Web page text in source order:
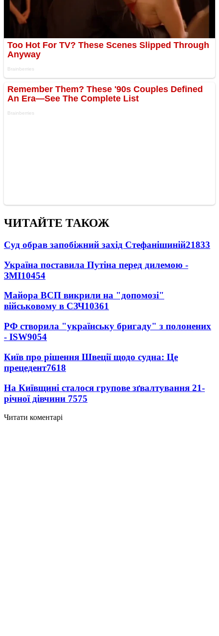
ЧИТАЙТЕ ТАКОЖ
Суд обрав запобіжний захід Стефанішиній21833
Україна поставила Путіна перед дилемою -
ЗМІ10454
Майора ВСП викрили на "допомозі"
військовому в СЗЧ10361
РФ створила "українську бригаду" з полонених
- ISW9054
Київ про рішення Швеції щодо судна: Це
прецедент7618
На Київщині сталося групове зґвалтування 21-
річної дівчини 7575
Читати коментарі